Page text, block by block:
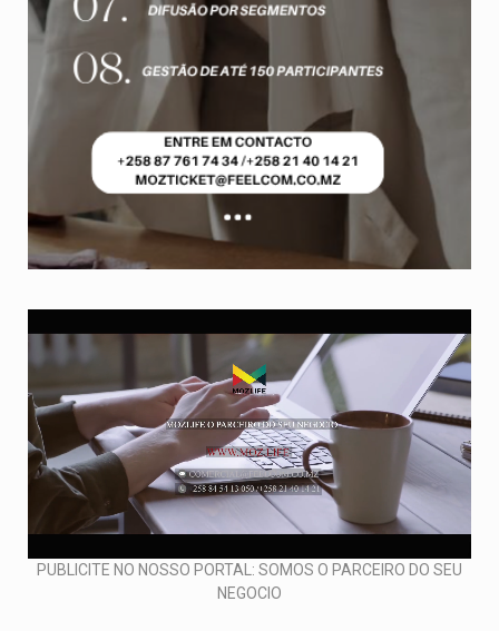
PUBLICITE NO NOSSO PORTAL: SOMOS O PARCEIRO DO SEU
NEGOCIO